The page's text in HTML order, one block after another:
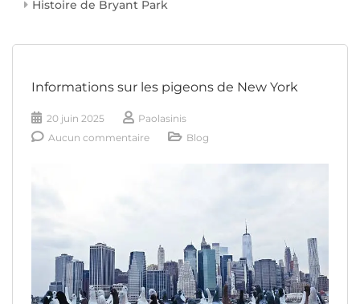
Histoire de Bryant Park
Informations sur les pigeons de New York
20 juin 2025
Paolasinis
Aucun commentaire
Blog